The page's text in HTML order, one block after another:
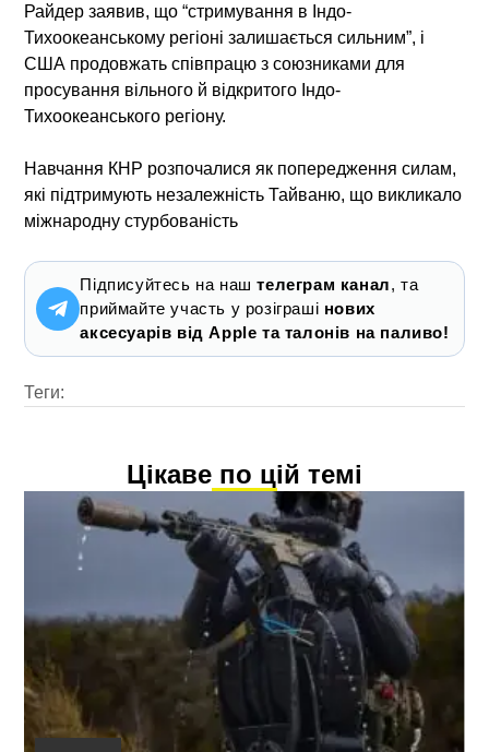
Райдер заявив, що “стримування в Індо-
Тихоокеанському регіоні залишається сильним”, і
США продовжать співпрацю з союзниками для
просування вільного й відкритого Індо-
Тихоокеанського регіону.
Навчання КНР розпочалися як попередження силам,
які підтримують незалежність Тайваню, що викликало
міжнародну стурбованість
Підписуйтесь на наштелеграм канал, та
приймайте участь у розіграші нових
аксесуарів від Apple та талонів на паливо!
Теги:
Цікаве по цій темі